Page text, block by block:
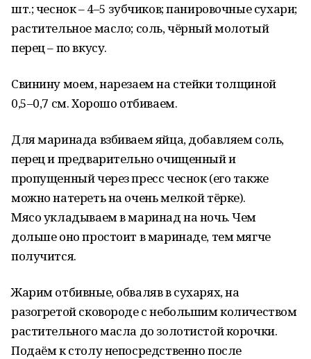
шт.; чеснок – 4–5 зубчиков; панировочные сухари;
растительное масло; соль, чёрный молотый
перец – по вкусу.
Свинину моем, нарезаем на стейки толщиной
0,5–0,7 см. Хорошо отбиваем.
Для маринада взбиваем яйца, добавляем соль,
перец и предварительно очищенный и
пропущенный через пресс чеснок (его также
можно натереть на очень мелкой тёрке).
Мясо укладываем в маринад на ночь. Чем
дольше оно простоит в маринаде, тем мягче
получится.
Жарим отбивные, обваляв в сухарях, на
разогретой сковороде с небольшим количеством
растительного масла до золотистой корочки.
Подаём к столу непосредственно после